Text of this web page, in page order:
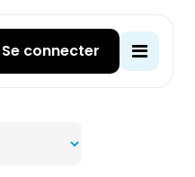
Se connecter